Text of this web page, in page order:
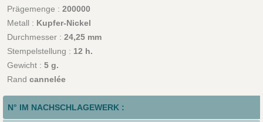
Prägemenge : 200000
Metall : Kupfer-Nickel
Durchmesser : 24,25 mm
Stempelstellung : 12 h.
Gewicht : 5 g.
Rand cannelée
N° IM NACHSCHLAGEWERK :